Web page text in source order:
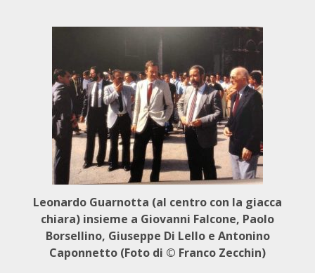
Leonardo Guarnotta (al centro con la giacca
chiara) insieme a Giovanni Falcone, Paolo
Borsellino, Giuseppe Di Lello e Antonino
Caponnetto (Foto di © Franco Zecchin)